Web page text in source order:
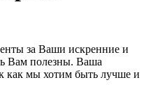
за Ваши искренние и
Вам полезны. Ваша
как мы хотим быть лучше и